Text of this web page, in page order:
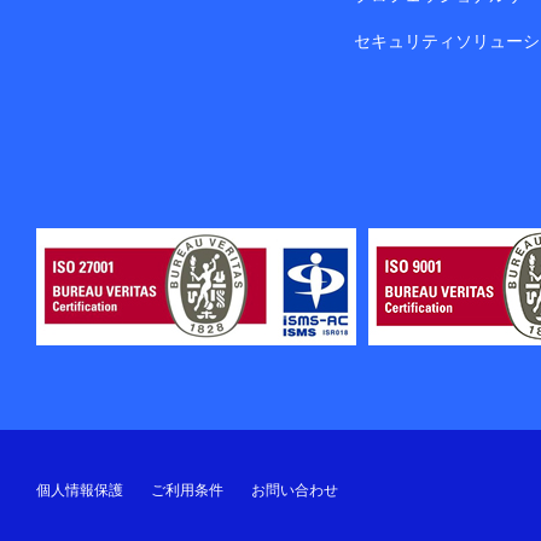
セキュリティソリュー
個人情報保護 ご利用条件 お問い合わせ